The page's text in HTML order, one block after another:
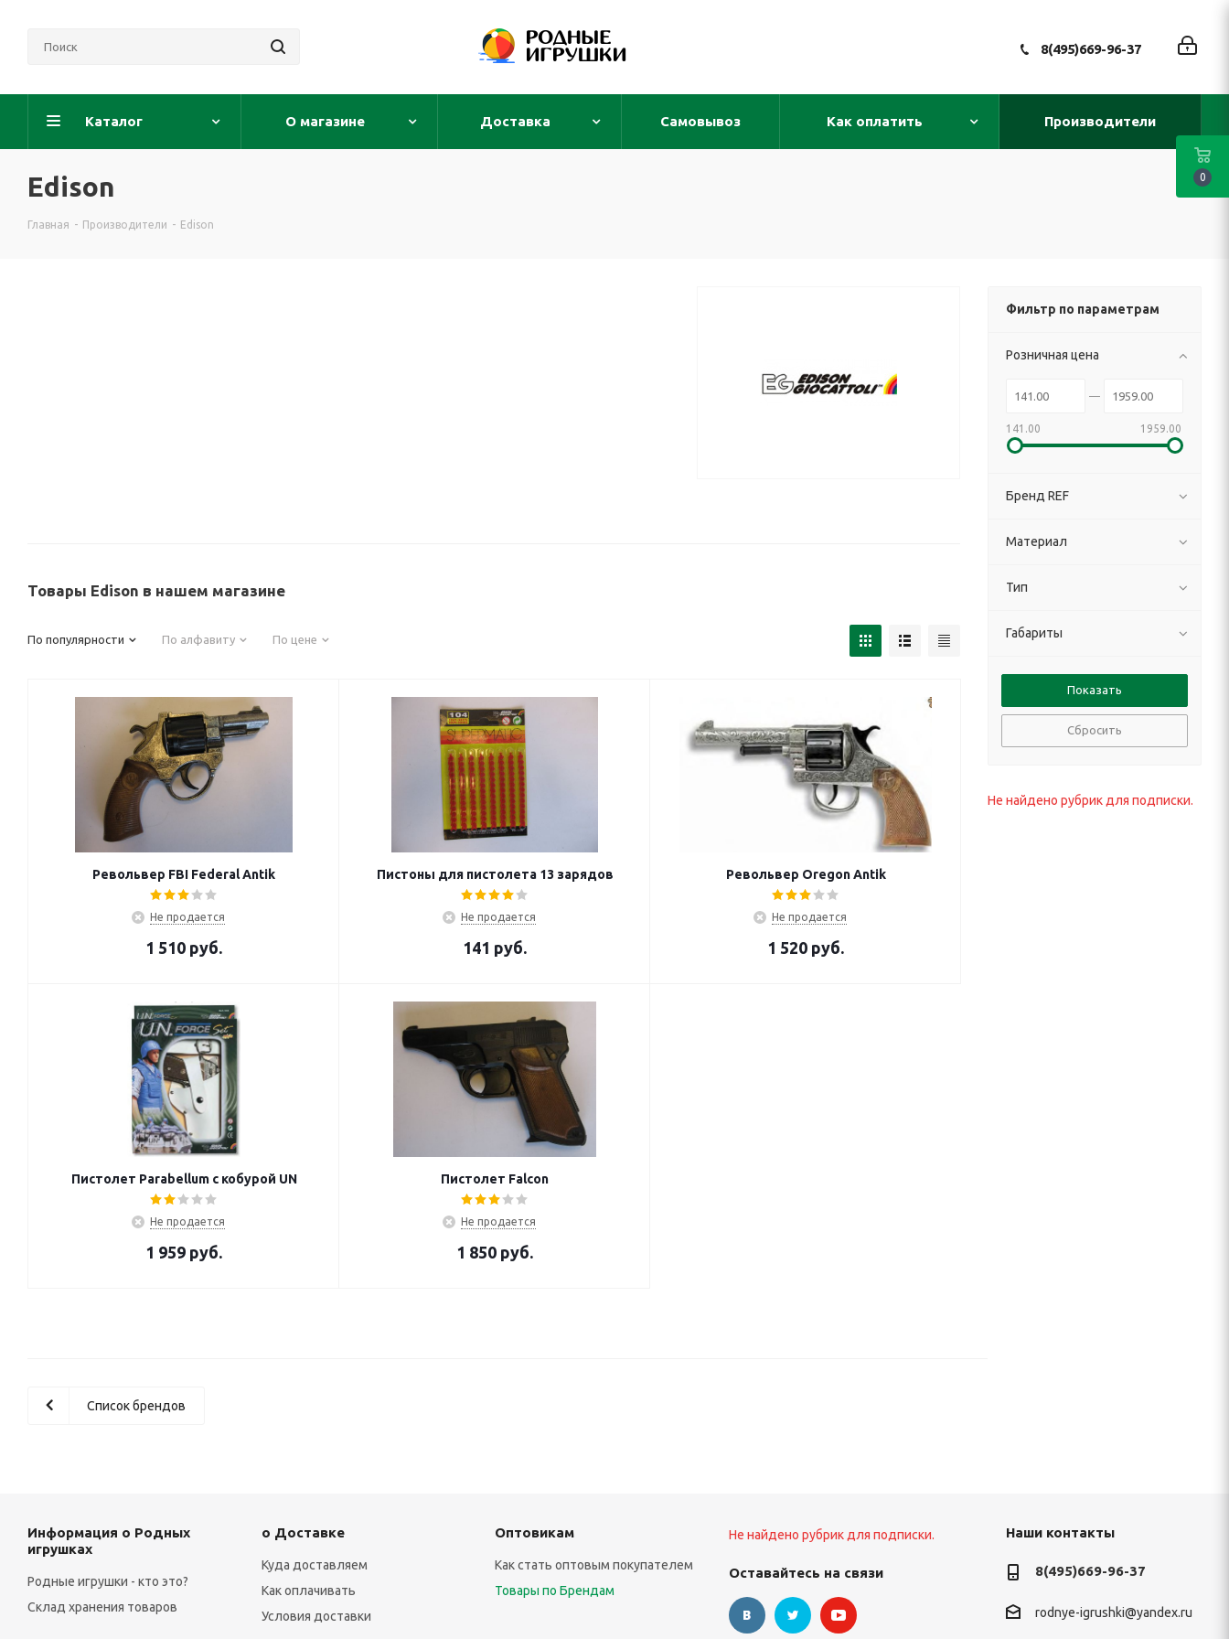
8(495)669-96-37
Каталог О магазине Доставка Самовывоз Как оплатить Производители
Edison
Главная - Производители - Edison
Товары Edison в нашем магазине
По популярности По алфавиту По цене
Револьвер FBI Federal Antik
Не продается
1 510 руб.
Пистоны для пистолета 13 зарядов
Не продается
141 руб.
Револьвер Oregon Antik
Не продается
1 520 руб.
Пистолет Parabellum с кобурой UN
Не продается
1 959 руб.
Пистолет Falcon
Не продается
1 850 руб.
Список брендов
Фильтр по параметрам
Розничная цена
141.00 1959.00
Бренд REF
Материал
Тип
Габариты
Сбросить
Не найдено рубрик для подписки.
Информация о Родных
игрушках
Родные игрушки - кто это?
Склад хранения товаров
о Доставке
Куда доставляем
Как оплачивать
Условия доставки
Оптовикам
Как стать оптовым покупателем
Товары по Брендам
Не найдено рубрик для подписки.
Оставайтесь на связи
Наши контакты
8(495)669-96-37
rodnye-igrushki@yandex.ru
0